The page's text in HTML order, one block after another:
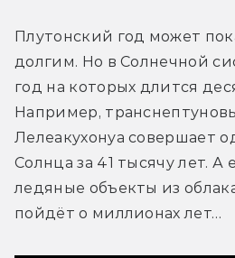
Плутонский год может
долгим. Но в Солнечной
год на которых длится
Например,
Лелеакухонуа совершает
Солнца за 41 тысячу лет. А
ледяные объекты из
пойдёт о миллионах лет…